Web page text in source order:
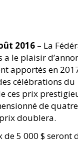
2016 – La
a le plaisir
apportés en
célébrations du
ces prix
de
doublera.
5 000 $ seront